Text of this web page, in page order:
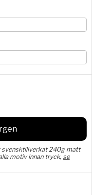
svensktillverkat 240g matt
motiv innan tryck, se